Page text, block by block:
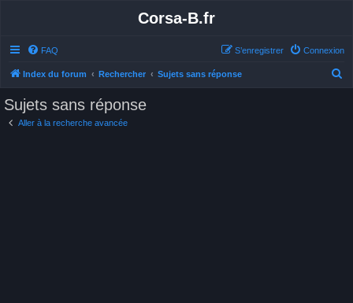
Corsa-B.fr
FAQ Connexion
S’enregistrer
Index du forum Rechercher Sujets sans réponse
Sujets sans réponse
Aller à la recherche avancée